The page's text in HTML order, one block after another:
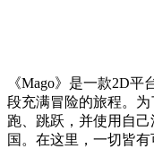
《Mago》是一款2D
段充满冒险的旅程。
跑、跳跃，并使用自
国。在这里，一切皆